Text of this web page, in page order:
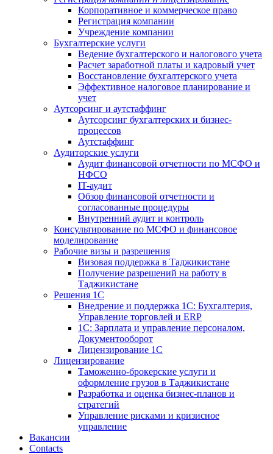
Корпоративное и коммерческое право
Регистрация компании
Учреждение компании
Бухгалтерские услуги
Ведение бухгалтерского и налогового учета
Расчет заработной платы и кадровый учет
Восстановление бухгалтерского учета
Эффективное налоговое планирование и
учет
Аутсорсинг и аутстаффинг
Аутсорсинг бухгалтерских и бизнес-
процессов
Аутстаффинг
Аудиторские услуги
Аудит финансовой отчетности по МСФО и
НФСО
IT-аудит
Обзор финансовой отчетности и
согласованные процедуры
Внутренний аудит и контроль
Консультирование по МСФО и финансовое
моделирование
Рабочие визы и разрешения
Визовая поддержка в Таджикистане
Получение разрешений на работу в
Таджикистане
Решения 1С
Внедрение и поддержка 1С: Бухгалтерия,
Управление торговлей и ERP
1С: Зарплата и управление персоналом,
Документооборот
Лицензирование 1С
Лицензирование
Таможенно-брокерские услуги и
оформление грузов в Таджикистане
Разработка и оценка бизнес-планов и
стратегий
Управление рисками и кризисное
управление
Вакансии
Contacts